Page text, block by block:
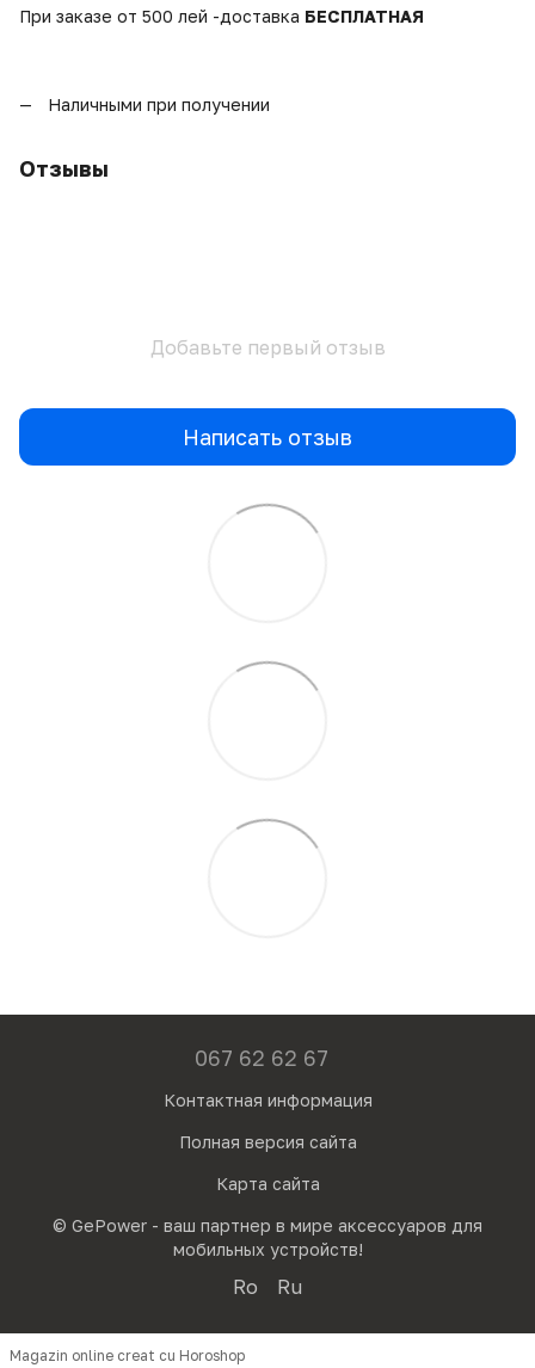
При заказе от 500 лей -доставка БЕСПЛАТНАЯ
Наличными при получении
Отзывы
Добавьте первый отзыв
Написать отзыв
067 62 62 67
Контактная информация
Полная версия сайта
Карта сайта
© GePower - ваш партнер в мире аксессуаров для
мобильных устройств!
Ro Ru
Magazin online creat cu Horoshop